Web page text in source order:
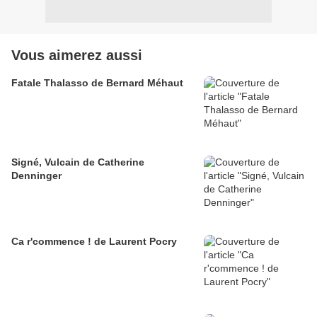
Vous aimerez aussi
Fatale Thalasso de Bernard Méhaut
Signé, Vulcain de Catherine
Denninger
Ca r'commence ! de Laurent Pocry